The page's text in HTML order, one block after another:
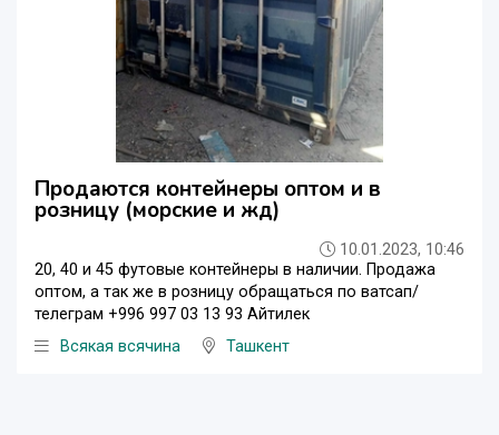
Продаются контейнеры оптом и в
розницу (морские и жд)
10.01.2023, 10:46
20, 40 и 45 футовые контейнеры в наличии. Продажа
оптом, а так же в розницу обращаться по ватсап/
телеграм +996 997 03 13 93 Айтилек
Всякая всячина
Ташкент